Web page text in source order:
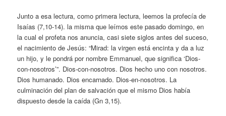
Junto a esa lectura, como primera lectura, leemos la profecía de
Isaías (7,10-14). la misma que leímos este pasado domingo, en
la cual el profeta nos anuncia, casi siete siglos antes del suceso,
el nacimiento de Jesús: “Mirad: la virgen está encinta y da a luz
un hijo, y le pondrá por nombre Emmanuel, que significa ‘Dios-
con-nosotros’”. Dios-con-nosotros. Dios hecho uno con nosotros.
Dios humanado. Dios encarnado. Dios-en-nosotros. La
culminación del plan de salvación que el mismo Dios había
dispuesto desde la caída (Gn 3,15).